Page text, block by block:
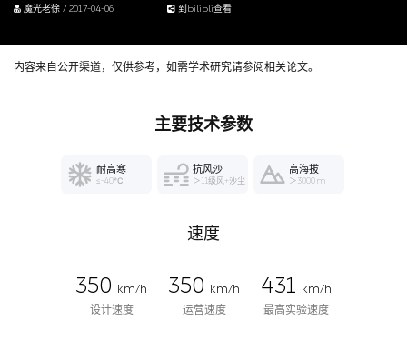
到bilibli查看
魔光老徐 / 2017-04-06
内容来自公开渠道，仅供参考，如需学术研究请参阅相关论文。
主要技术参数
耐高寒
≤-40℃
抗风沙
＞11级风+沙尘
高海拔
＞3000 m
速度
350
km/h
设计速度
350
km/h
运营速度
431
km/h
最高实验速度